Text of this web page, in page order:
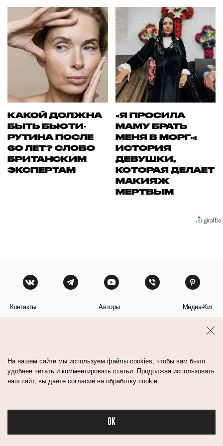
Бьюти в спорте
КАКОЙ ДОЛЖНА
БЫТЬ БЬЮТИ-
РУТИНА ПОСЛЕ
60 ЛЕТ? СЛОВО
БРИТАНСКИМ
ЭКСПЕРТАМ
«Я ПРОСИЛА
МАМУ БРАТЬ
МЕНЯ В МОРГ»:
ИСТОРИЯ
ДЕВУШКИ,
КОТОРАЯ ДЕЛАЕТ
МАКИЯЖ
МЕРТВЫМ
Контакты Авторы Медиа-Кит
На нашем сайте мы используем файлы cookies, чтобы вам было
удобнее читать и комментировать статьи. Продолжая использовать
наш сайт, вы даете согласие на обработку cookie.
OK